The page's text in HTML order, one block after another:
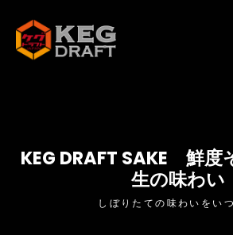
KEGDRAFT
JAPAN
KEG DRAFT SAKE 鮮
生の味わい
しぼりたての味わいをい